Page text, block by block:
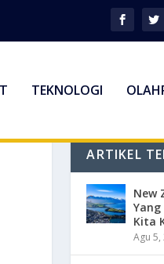
TEKNOLOGI
ARTIKEL
New
Kita
Agu 5,